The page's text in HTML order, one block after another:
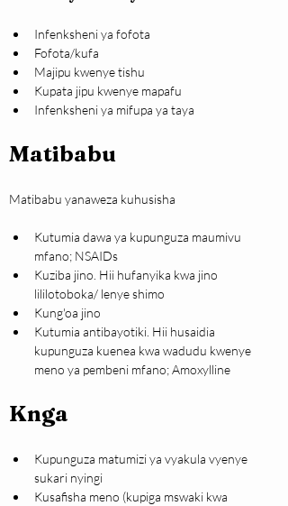
Infenksheni ya fofota
Fofota/kufa
Majipu kwenye tishu
Kupata jipu kwenye mapafu
Infenksheni ya mifupa ya taya
Matibabu
Matibabu yanaweza kuhusisha
Kutumia dawa ya kupunguza maumivu
mfano; NSAIDs
Kuziba jino. Hii hufanyika kwa jino
lililotoboka/ lenye shimo
Kung'oa jino
Kutumia antibayotiki. Hii husaidia
kupunguza kuenea kwa wadudu kwenye
meno ya pembeni mfano; Amoxylline
Knga
Kupunguza matumizi ya vyakula vyenye
sukari nyingi
Kusafisha meno (kupiga mswaki kwa